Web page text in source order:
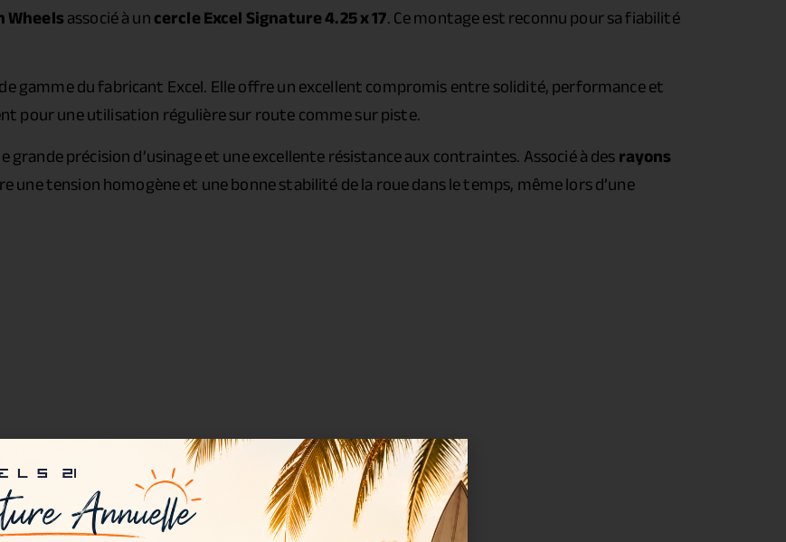
Wheelsassocié à uncercle Excel Signature 4.25 x 17. Ce montage est reconnu pour sa fiabilité
gamme du fabricant Excel. Elle offre un excellent compromis entre solidité, performance et
pour une utilisation régulière sur route comme sur piste.
précision d’usinage et une excellente résistance aux contraintes. Associé à desrayons
une tension homogène et une bonne stabilité de la roue dans le temps, même lors d’une